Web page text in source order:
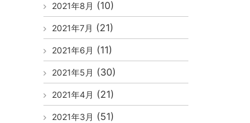
2021年8月 (10)
2021年7月 (21)
2021年6月 (11)
2021年5月 (30)
2021年4月 (21)
2021年3月 (51)